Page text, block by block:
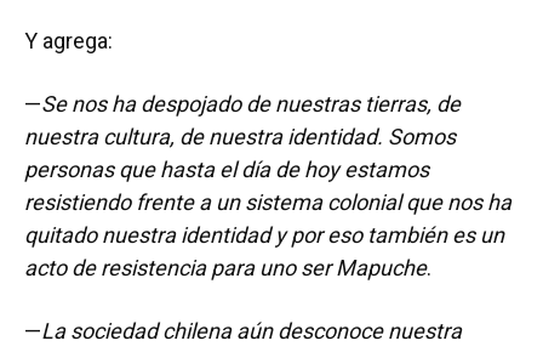
Y agrega:
—Se nos ha despojado de nuestras tierras, de
nuestra cultura, de nuestra identidad. Somos
personas que hasta el día de hoy estamos
resistiendo frente a un sistema colonial que nos ha
quitado nuestra identidad y por eso también es un
acto de resistencia para uno ser Mapuche.
—La sociedad chilena aún desconoce nuestra